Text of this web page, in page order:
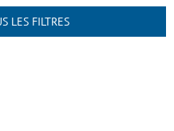
LES FILTRES